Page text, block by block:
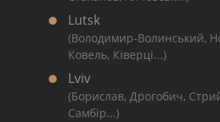
Lutsk
(Володимир-Волинський,
Ковель, Ківерці...)
Lviv
(Борислав, Дрогобич,
Самбір...)